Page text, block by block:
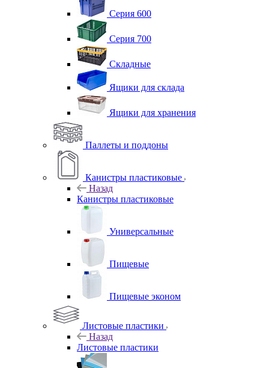
Серия 600
Серия 700
Складные
Ящики для склада
Ящики для хранения
Паллеты и поддоны
Канистры пластиковые
Назад
Канистры пластиковые
Универсальные
Пищевые
Пищевые эконом
Листовые пластики
Назад
Листовые пластики